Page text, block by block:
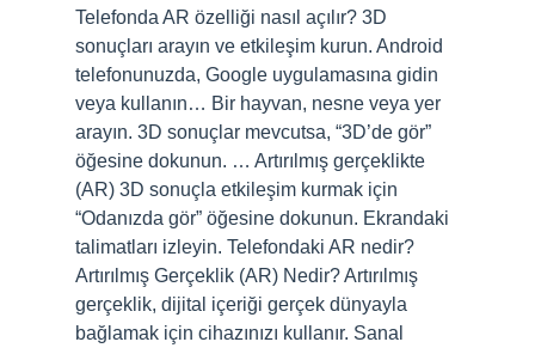
Telefonda AR özelliği nasıl açılır? 3D
sonuçları arayın ve etkileşim kurun. Android
telefonunuzda, Google uygulamasına gidin
veya kullanın… Bir hayvan, nesne veya yer
arayın. 3D sonuçlar mevcutsa, “3D’de gör”
öğesine dokunun. … Artırılmış gerçeklikte
(AR) 3D sonuçla etkileşim kurmak için
“Odanızda gör” öğesine dokunun. Ekrandaki
talimatları izleyin. Telefondaki AR nedir?
Artırılmış Gerçeklik (AR) Nedir? Artırılmış
gerçeklik, dijital içeriği gerçek dünyayla
bağlamak için cihazınızı kullanır. Sanal